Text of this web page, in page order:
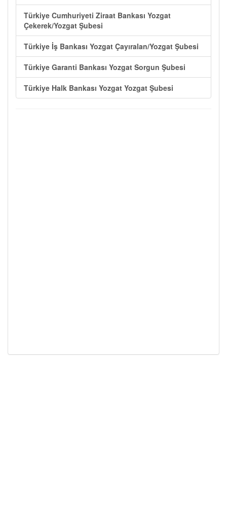
Türkiye Cumhuriyeti Ziraat Bankası Yozgat
Çekerek/Yozgat Şubesi
Türkiye İş Bankası Yozgat Çayıralan/Yozgat Şubesi
Türkiye Garanti Bankası Yozgat Sorgun Şubesi
Türkiye Halk Bankası Yozgat Yozgat Şubesi